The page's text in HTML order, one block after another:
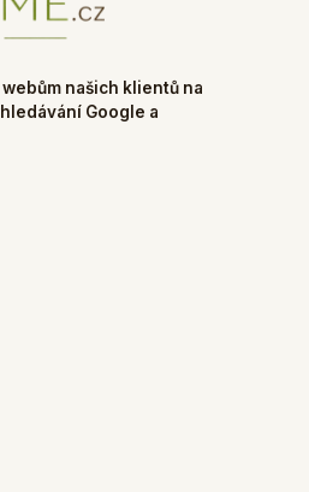
webům našich klientů na
Google a